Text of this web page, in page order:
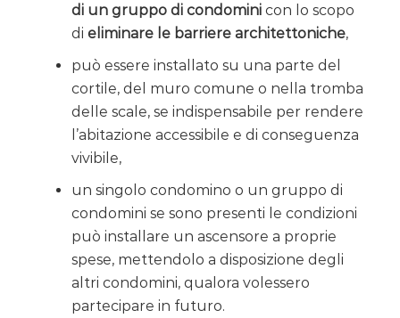
di un gruppo di condomini con lo scopo
di eliminare le barriere architettoniche,
può essere installato su una parte del
cortile, del muro comune o nella tromba
delle scale, se indispensabile per rendere
l’abitazione accessibile e di conseguenza
vivibile,
un singolo condomino o un gruppo di
condomini se sono presenti le condizioni
può installare un ascensore a proprie
spese, mettendolo a disposizione degli
altri condomini, qualora volessero
partecipare in futuro.